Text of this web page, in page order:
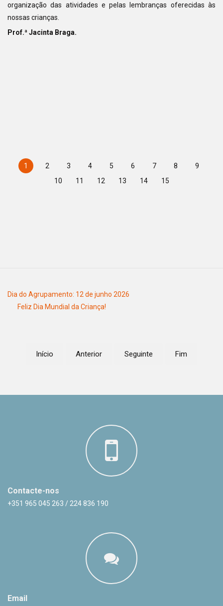
organização das atividades e pelas lembranças oferecidas às
nossas crianças.
Prof.ª Jacinta Braga.
1 2 3 4 5 6 7 8
9
10
11 12 13 14 15
Dia do Agrupamento: 12 de junho 2026
Feliz Dia Mundial da Criança!
Início Anterior Seguinte Fim
Contacte-nos
+351 965 045 263 / 224 836 190
Email